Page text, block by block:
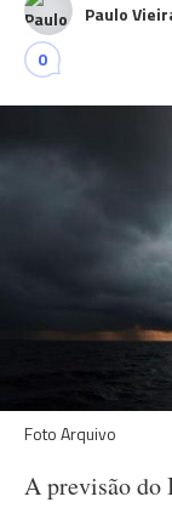
Paulo
0
Foto Arquivo
A previsão do